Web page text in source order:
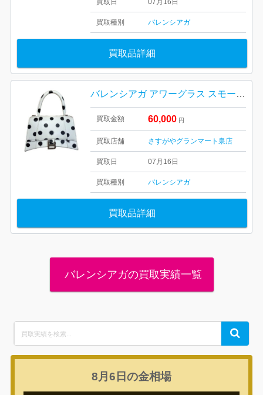
買取日 07月16日
買取種別 バレンシアガ
買取品詳細
バレンシアガ アワーグラス スモールサイズ スプレードットモデル
買取金額 60,000 円
買取店舗 さすがやグランマート泉店
買取日 07月16日
買取種別 バレンシアガ
買取品詳細
バレンシアガの買取実績一覧
for:
Search
8月6日の金相場